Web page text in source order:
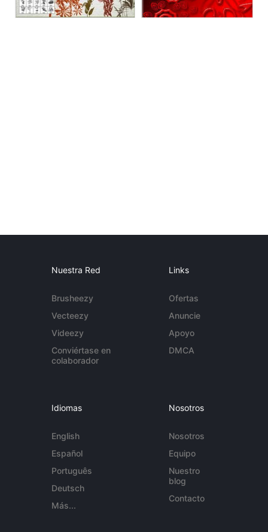
Nuestra Red
Brusheezy
Vecteezy
Videezy
Conviértase en
colaborador
Links
Ofertas
Anuncie
Apoyo
DMCA
Idiomas
English
Español
Português
Deutsch
Más...
Nosotros
Nosotros
Equipo
Nuestro
blog
Contacto